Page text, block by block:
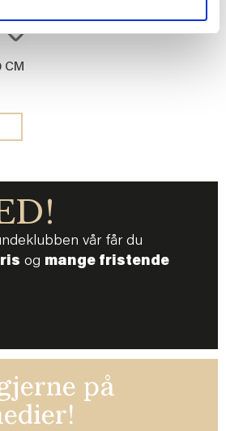
CM
vår får du
og mange fristende
på